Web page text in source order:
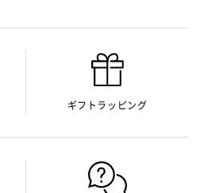
ギフトラッピング